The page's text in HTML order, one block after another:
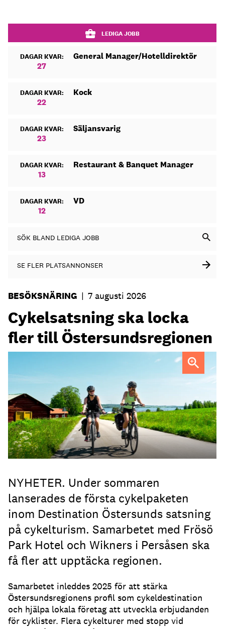
LEDIGA JOBB
DAGAR KVAR:
27
General Manager/Hotelldirektör
DAGAR KVAR:
22
Kock
DAGAR KVAR:
23
Säljansvarig
DAGAR KVAR:
13
Restaurant & Banquet Manager
DAGAR KVAR:
12
VD
SÖK BLAND LEDIGA JOBB
SE FLER PLATSANNONSER
BESÖKSNÄRING | 7 augusti 2026
Cykelsatsning ska locka
fler till Östersundsregionen
NYHETER. Under sommaren
lanserades de första cykelpaketen
inom Destination Östersunds satsning
på cykelturism. Samarbetet med Frösö
Park Hotel och Wikners i Persåsen ska
få fler att upptäcka regionen.
Samarbetet inleddes 2025 för att stärka
Östersundsregionens profil som cykeldestination
och hjälpa lokala företag att utveckla erbjudanden
för cyklister. Flera cykelturer med stopp vid